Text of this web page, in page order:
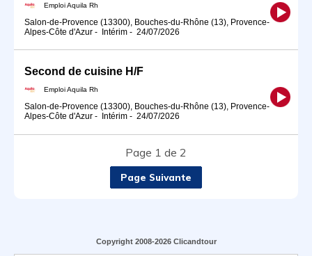
Emploi Aquila Rh
Salon-de-Provence (13300), Bouches-du-Rhône (13), Provence-
Alpes-Côte d'Azur - Intérim - 24/07/2026
Second de cuisine H/F
Emploi Aquila Rh
Salon-de-Provence (13300), Bouches-du-Rhône (13), Provence-
Alpes-Côte d'Azur - Intérim - 24/07/2026
Page 1 de 2
Page Suivante
Copyright 2008-2026 Clicandtour